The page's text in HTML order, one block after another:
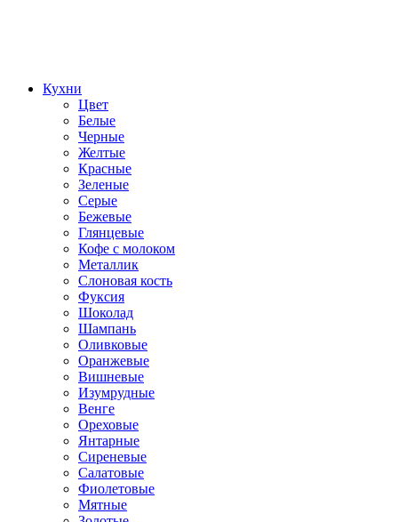
Кухни
Цвет
Белые
Черные
Желтые
Красные
Зеленые
Серые
Бежевые
Глянцевые
Кофе с молоком
Металлик
Слоновая кость
Фуксия
Шоколад
Шампань
Оливковые
Оранжевые
Вишневые
Изумрудные
Венге
Ореховые
Янтарные
Сиреневые
Салатовые
Фиолетовые
Мятные